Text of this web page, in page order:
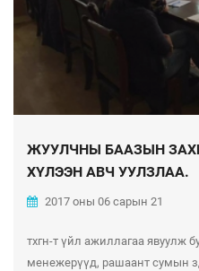
ЖУУЛЧНЫ БААЗЫН
ХҮЛЭЭН АВЧ УУЛЗЛАА.
2017 оны 06 сарын 21
тхгн-т үйл ажиллагаа явуулж
менежерүүд, рашаант сумын